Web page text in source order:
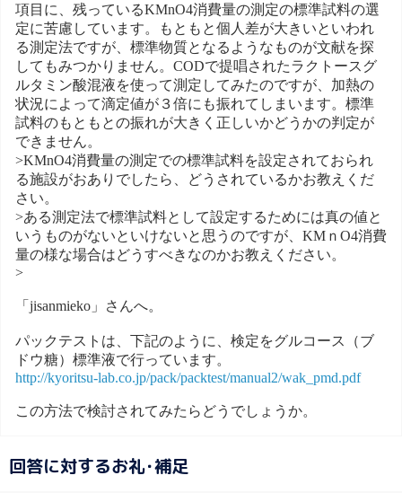
項目に、残っているKMnO4消費量の測定の標準試料の選
定に苦慮しています。もともと個人差が大きいといわれ
る測定法ですが、標準物質となるようなものが文献を探
してもみつかりません。CODで提唱されたラクトースグ
ルタミン酸混液を使って測定してみたのですが、加熱の
状況によって滴定値が３倍にも振れてしまいます。標準
試料のもともとの振れが大きく正しいかどうかの判定が
できません。
>KMnO4消費量の測定での標準試料を設定されておられ
る施設がおありでしたら、どうされているかお教えくだ
さい。
>ある測定法で標準試料として設定するためには真の値と
いうものがないといけないと思うのですが、KMｎO4消費
量の様な場合はどうすべきなのかお教えください。
>
「jisanmieko」さんへ。
パックテストは、下記のように、検定をグルコース（ブ
ドウ糖）標準液で行っています。
http://kyoritsu-lab.co.jp/pack/packtest/manual2/wak_pmd.pdf
この方法で検討されてみたらどうでしょうか。
回答に対するお礼･補足